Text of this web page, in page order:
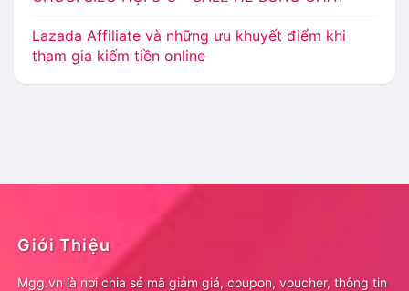
Lazada Affiliate và những ưu khuyết điểm khi
tham gia kiếm tiền online
Giới Thiệu
Mgg.vn là nơi chia sẻ mã giảm giá, coupon, voucher, thông tin